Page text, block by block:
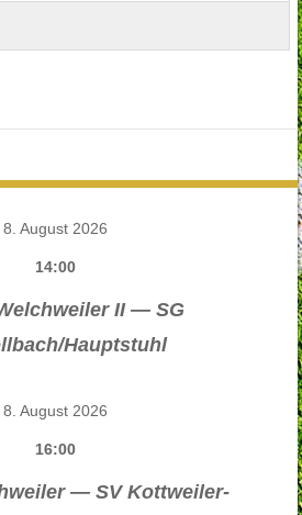
8. August 2026
14:00
II — SG
Hauptstuhl
8. August 2026
16:00
— SV Kottweiler-